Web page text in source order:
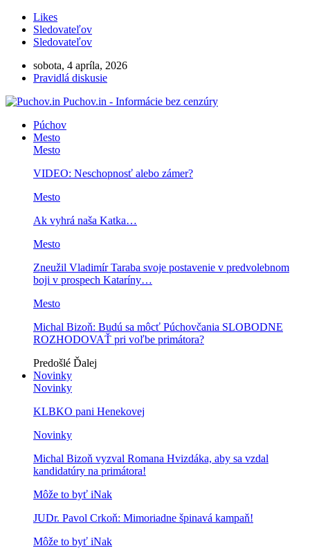
Likes
Sledovateľov
Sledovateľov
sobota, 4 apríla, 2026
Pravidlá diskusie
Puchov.in - Informácie bez cenzúry
Púchov
Mesto
Mesto
VIDEO: Neschopnosť alebo zámer?
Mesto
Ak vyhrá naša Katka…
Mesto
Zneužil Vladimír Taraba svoje postavenie v predvolebnom
boji v prospech Kataríny…
Mesto
Michal Bizoň: Budú sa môcť Púchovčania SLOBODNE
ROZHODOVAŤ pri voľbe primátora?
Predošlé Ďalej
Novinky
Novinky
KLBKO pani Henekovej
Novinky
Michal Bizoň vyzval Romana Hvizdáka, aby sa vzdal
kandidatúry na primátora!
Môže to byť iNak
JUDr. Pavol Crkoň: Mimoriadne špinavá kampaň!
Môže to byť iNak